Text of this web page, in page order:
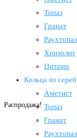
Топаз
Гранат
Раухтопаз
Хризолит
Цитрин
Кольца из
Аметист
Топаз
Гранат
Раухтопаз
Распродажа!